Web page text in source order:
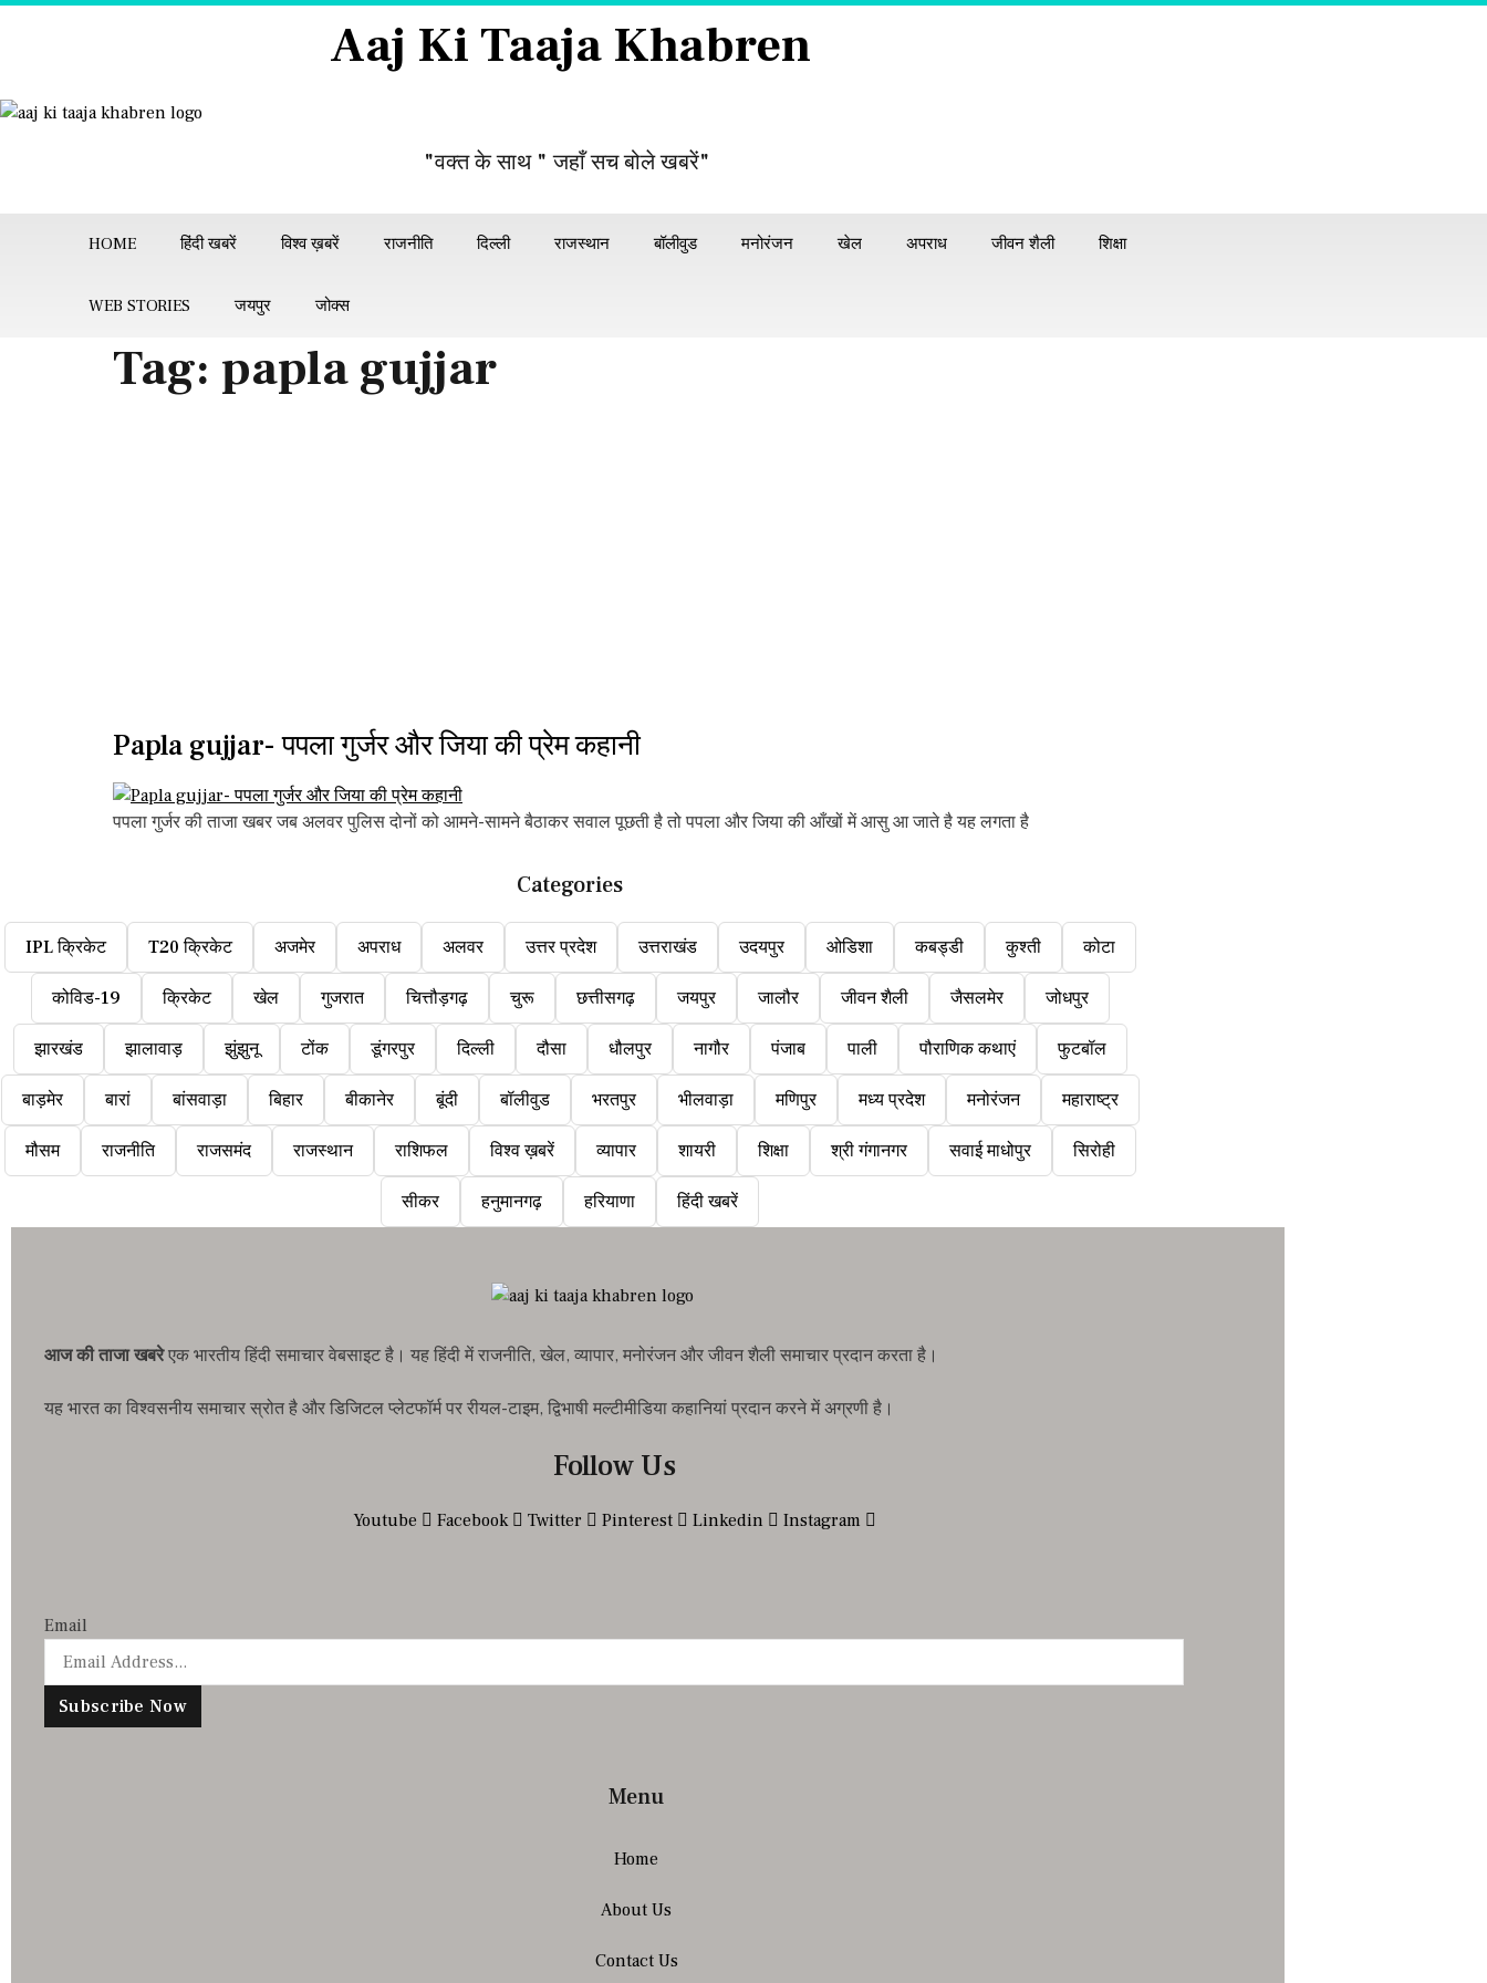
Aaj Ki Taaja Khabren
"वक्त के साथ " जहाँ सच बोले खबरें"
HOME हिंदी खबरें विश्व ख़बरें राजनीति दिल्ली राजस्थान बॉलीवुड मनोरंजन खेल अपराध जीवन शैली शिक्षा
WEB STORIES जयपुर जोक्स
Tag: papla gujjar
Papla gujjar- पपला गुर्जर और जिया की प्रेम कहानी
पपला गुर्जर की ताजा खबर जब अलवर पुलिस दोनों को आमने-सामने बैठाकर सवाल पूछती है तो पपला और जिया की आँखों में आसु आ जाते है यह लगता है
Categories
IPL क्रिकेट T20 क्रिकेट अजमेर अपराध अलवर उत्तर प्रदेश उत्तराखंड उदयपुर ओडिशा कबड्डी कुश्ती कोटा
कोविड-19 क्रिकेट खेल गुजरात चित्तौड़गढ़ चुरू छत्तीसगढ़ जयपुर जालौर जीवन शैली जैसलमेर जोधपुर
झारखंड झालावाड़ झुंझुनू टोंक डूंगरपुर दिल्ली दौसा धौलपुर नागौर पंजाब पाली पौराणिक कथाएं फुटबॉल
बाड़मेर बारां बांसवाड़ा बिहार बीकानेर बूंदी बॉलीवुड भरतपुर भीलवाड़ा मणिपुर मध्य प्रदेश मनोरंजन महाराष्ट्र
मौसम राजनीति राजसमंद राजस्थान राशिफल विश्व ख़बरें व्यापार शायरी शिक्षा श्री गंगानगर सवाई माधोपुर सिरोही
सीकर हनुमानगढ़ हरियाणा हिंदी खबरें
आज की ताजा खबरेएक भारतीय हिंदी समाचार वेबसाइट है। यह हिंदी में राजनीति, खेल, व्यापार, मनोरंजन और जीवन शैली समाचार प्रदान करता है।
यह भारत का विश्वसनीय समाचार स्रोत है और डिजिटल प्लेटफॉर्म पर रीयल-टाइम, द्विभाषी मल्टीमीडिया कहानियां प्रदान करने में अग्रणी है।
Follow Us
Youtube Facebook Twitter Pinterest Linkedin Instagram
Email
Subscribe Now
Menu
Home
About Us
Contact Us